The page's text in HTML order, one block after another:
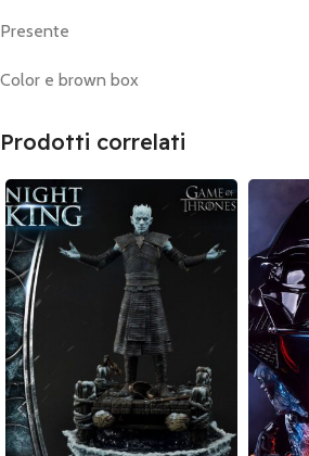
Presente
Color e brown box
Prodotti correlati